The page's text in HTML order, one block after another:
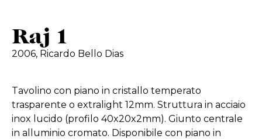
Raj 1
2006, Ricardo Bello Dias
Tavolino con piano in cristallo temperato
trasparente o extralight 12mm. Struttura in acciaio
inox lucido (profilo 40x20x2mm). Giunto centrale
in alluminio cromato. Disponibile con piano in